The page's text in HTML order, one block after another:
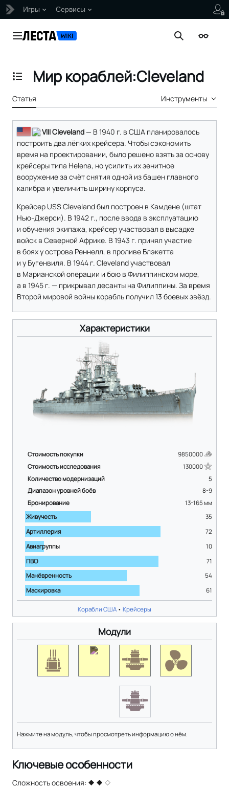
Игры Сервисы
Главное меню Поиск
Отобразить/Скрыть содержание
Мир кораблей:Cleveland
Статья Инструменты
VIII Cleveland— В 1940 г. в США планировалось
построить два лёгких крейсера. Чтобы сэкономить
время на проектировании, было решено взять за основу
крейсеры типа Helena, но усилить их зенитное
вооружение за счёт снятия одной из башен главного
калибра и увеличить ширину корпуса.
Крейсер USS Cleveland был построен в Камдене (штат
Нью-Джерси). В 1942 г., после ввода в эксплуатацию
и обучения экипажа, крейсер участвовал в высадке
войск в Северной Африке. В 1943 г. принял участие
в боях у острова Реннелл, в проливе Блэкетта
и у Бугенвиля. В 1944 г. Cleveland участвовал
в Марианской операции и бою в Филиппинском море,
а в 1945 г. — прикрывал десанты на Филиппины. За время
Второй мировой войны корабль получил 13 боевых звёзд.
Характеристики
Стоимость покупки
9850000
Стоимость исследования
130000
Количество модернизаций
5
Диапазон уровней боёв
8-9
Бронирование
13-165мм
Живучесть
35
Артиллерия
72
Авиагруппы
10
ПВО
71
Манёвренность
54
Маскировка
61
Корабли США • Крейсеры
Модули
Нажмите на модуль, чтобы просмотреть информацию о нём.
Ключевые особенности
Сложность освоения: